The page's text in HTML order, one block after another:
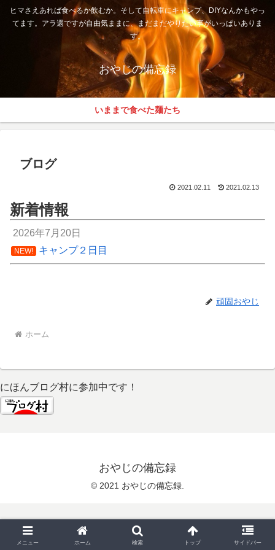
ヒマさえあれば食べるか飲むか。そして自転車にキャンプ、DIYなんかもやっ
てます。アラ還ですが自由気ままに、まだまだやりたい事がいっぱいありま
す。
おやじの備忘録
いままで食べた麺たち
ブログ
2021.02.11 2021.02.13
新着情報
2026年7月20日
NEW! キャンプ２日目
頑固おやじ
ホーム
にほんブログ村に参加中です！
おやじの備忘録
© 2021 おやじの備忘録.
メニュー ホーム 検索 トップ サイドバー